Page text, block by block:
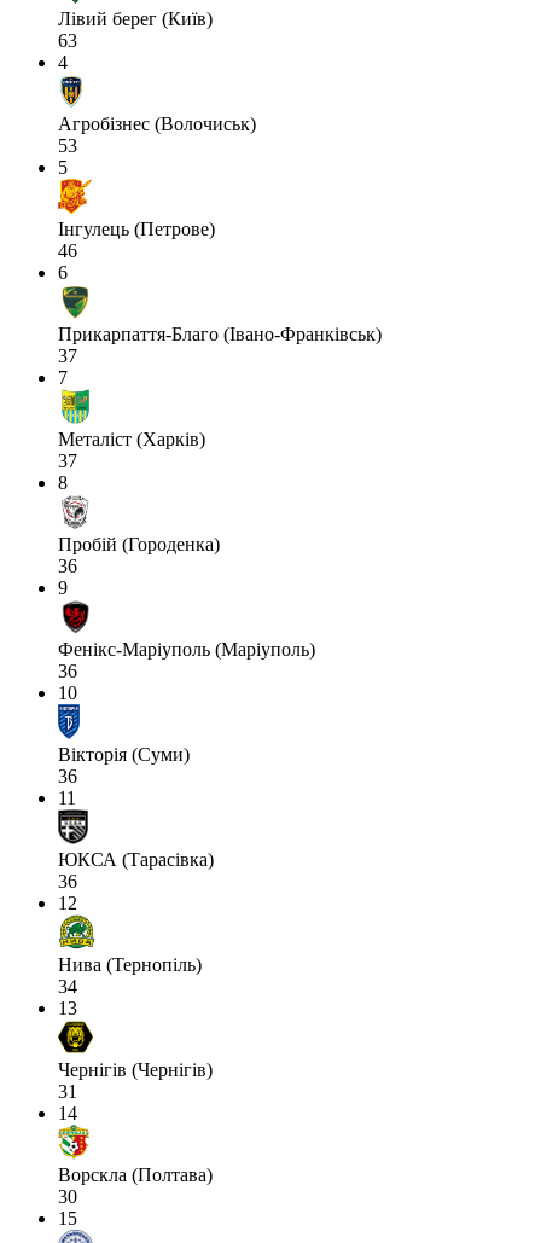
Лівий берег (Київ)
63
4
Агробізнес (Волочиськ)
53
5
Інгулець (Петрове)
46
6
Прикарпаття-Благо (Івано-Франківськ)
37
7
Металіст (Харків)
37
8
Пробій (Городенка)
36
9
Фенікс-Маріуполь (Маріуполь)
36
10
Вікторія (Суми)
36
11
ЮКСА (Тарасівка)
36
12
Нива (Тернопіль)
34
13
Чернігів (Чернігів)
31
14
Ворскла (Полтава)
30
15